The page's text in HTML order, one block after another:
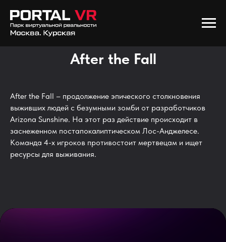
After the Fall
After the Fall – продолжение эпического столкновения
выживших людей с безумными зомби от разработчиков
Arizona Sunshine. На этот раз действие происходит в
заснеженном постапокалиптическом Лос-Анджелесе.
Команда 4-х игроков противостоит мертвецам и ищет
ресурсы для выживания.